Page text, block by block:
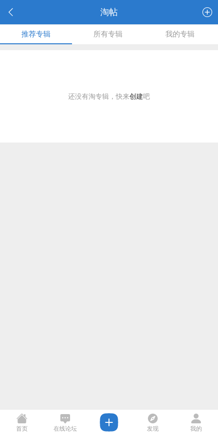
淘帖
推荐专辑 所有专辑 我的专辑
还没有淘专辑，快来创建吧
首页 在线论坛 发现 我的